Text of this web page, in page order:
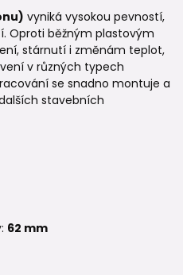
vyniká vysokou pevností,
Oproti běžným plastovým
stárnutí i změnám teplot,
v různých typech
se snadno montuje a
stavebních
62 mm